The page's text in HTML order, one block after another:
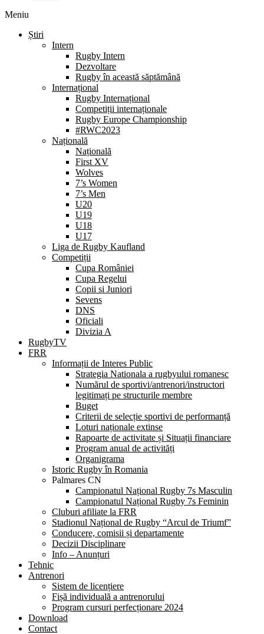
Meniu
Știri
Intern
Rugby Intern
Dezvoltare
Rugby în această săptămână
Internațional
Rugby Internațional
Competiții internaționale
Rugby Europe Championship
#RWC2023
Națională
Națională
First XV
Wolves
7’s Women
7’s Men
U20
U19
U18
U17
Liga de Rugby Kaufland
Competiții
Cupa României
Cupa Regelui
Copii si Juniori
Sevens
DNS
Oficiali
Divizia A
RugbyTV
FRR
Informații de Interes Public
Strategia Nationala a rugbyului romanesc
Numărul de sportivi/antrenori/instructori
legitimați pe structurile membre
Buget
Criterii de selecție sportivi de performanță
Loturi naționale extinse
Rapoarte de activitate și Situații financiare
Program anual de activități
Organigrama
Istoric Rugby în Romania
Palmares CN
Campionatul Național Rugby 7s Masculin
Campionatul Național Rugby 7s Feminin
Cluburi afiliate la FRR
Stadionul Național de Rugby “Arcul de Triumf”
Conducere, comisii și departamente
Decizii Disciplinare
Info – Anunțuri
Tehnic
Antrenori
Sistem de licențiere
Fișă individuală a antrenorului
Program cursuri perfecționare 2024
Download
Contact